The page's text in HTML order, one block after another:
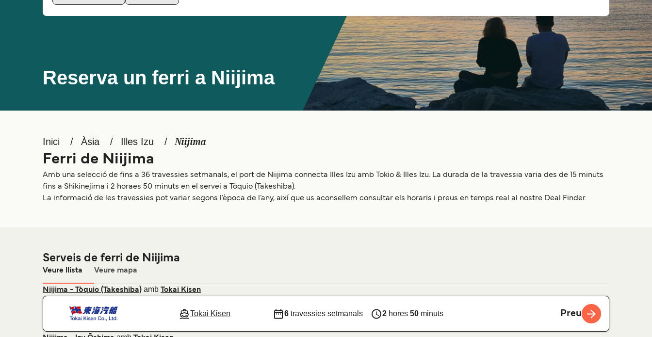
Reserva un ferri a Niijima
Inici Àsia Illes Izu Niijima
Ferri de Niijima
Amb una selecció de fins a 36 travessies setmanals, el port de Niijima connecta Illes Izu amb Tokio & Illes Izu. La durada de la travessia varia des de 15 minuts
fins a Shikinejima i 2 horaes 50 minuts en el servei a Tòquio (Takeshiba).
La informació de les travessies pot variar segons l’època de l’any, així que us aconsellem consultar els horaris i preus en temps real al nostre Deal Finder.
Serveis de ferri de Niijima
Veure llista Veure mapa
Niijima - Tòquio (Takeshiba) amb Tokai Kisen
Tokai Kisen 6 travessies setmanals 2 hores 50 minuts Preu